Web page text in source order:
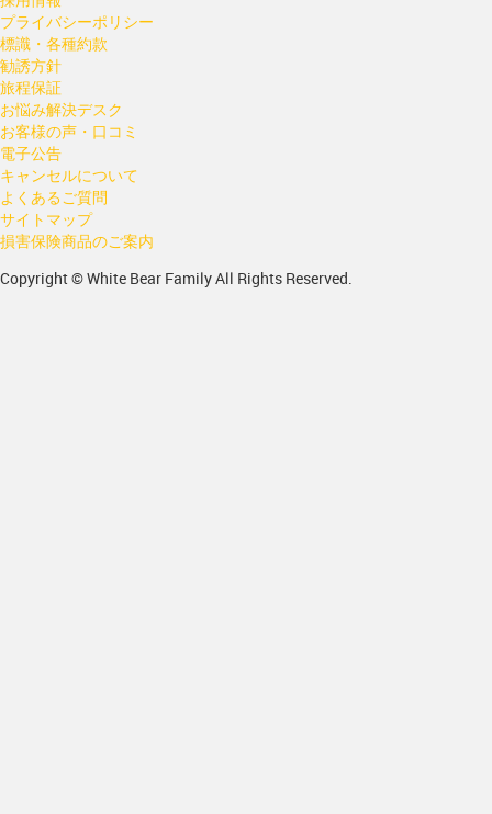
プライバシーポリシー
標識・各種約款
勧誘方針
旅程保証
お悩み解決デスク
お客様の声・口コミ
電子公告
キャンセルについて
よくあるご質問
サイトマップ
損害保険商品のご案内
Copyright © White Bear Family All Rights Reserved.